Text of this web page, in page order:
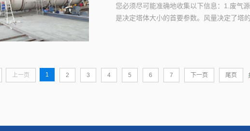
您必须尽可能准确地收集以下信息：1.废气
是决定塔体大小的首要参数。风量决定了塔
上一页 1 2 3 4 5 6 7 下一页 尾页